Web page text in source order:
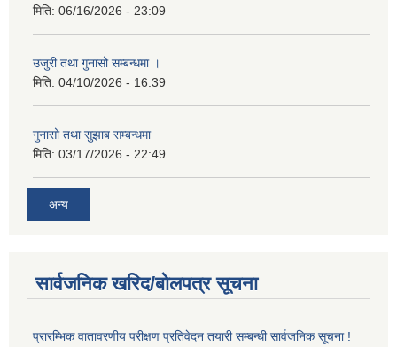
मिति: 06/16/2026 - 23:09
उजुरी तथा गुनासो सम्बन्धमा ।
मिति: 04/10/2026 - 16:39
गुनासो तथा सुझाब सम्बन्धमा
मिति: 03/17/2026 - 22:49
अन्य
सार्वजनिक खरिद/बोलपत्र सूचना
प्रारम्भिक वातावरणीय परीक्षण प्रतिवेदन तयारी सम्बन्धी सार्वजनिक सूचना !